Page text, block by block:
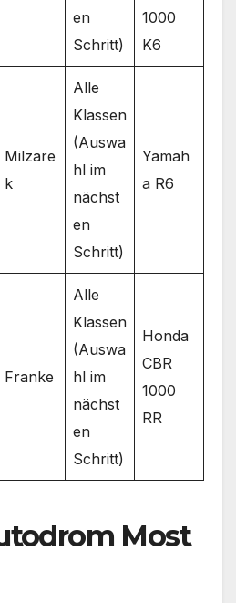
en
Schritt)
1000
K6
Milzare
k
Alle
Klassen
(Auswa
hl im
nächst
en
Schritt)
Yamah
a R6
Franke
Alle
Klassen
(Auswa
hl im
nächst
en
Schritt)
Honda
CBR
1000
RR
Most